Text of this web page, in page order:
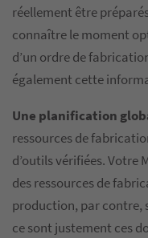
réellement être
connaître le moment
d’un ordre de
également cette
Une planification
ressources de
d’outils vérifiées. Votre
des ressources de
production, par contre,
ce sont justement ces